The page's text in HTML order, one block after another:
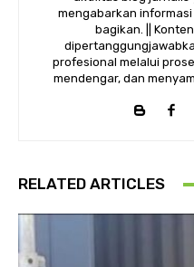
mengabarkan
bagikan. ||
profesional melalui
mendengar, dan
RELATED ARTICLES